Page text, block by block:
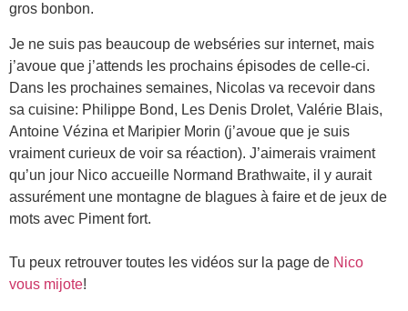
gros bonbon.
Je ne suis pas beaucoup de webséries sur internet, mais
j’avoue que j’attends les prochains épisodes de celle-ci.
Dans les prochaines semaines, Nicolas va recevoir dans
sa cuisine: Philippe Bond, Les Denis Drolet, Valérie Blais,
Antoine Vézina et Maripier Morin (j’avoue que je suis
vraiment curieux de voir sa réaction). J’aimerais vraiment
qu’un jour Nico accueille Normand Brathwaite, il y aurait
assurément une montagne de blagues à faire et de jeux de
mots avec Piment fort.
Tu peux retrouver toutes les vidéos sur la page de Nico
vous mijote!